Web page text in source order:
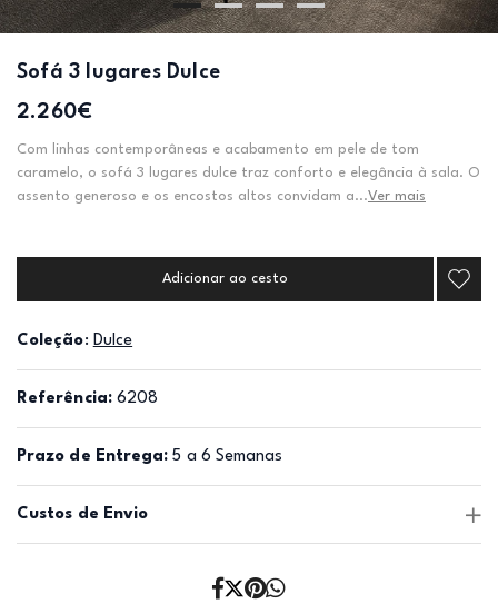
Sofá 3 lugares Dulce
2.260€
Com linhas contemporâneas e acabamento em pele de tom
caramelo, o sofá 3 lugares dulce traz conforto e elegância à sala. O
assento generoso e os encostos altos convidam a...Ver mais
Adicionar ao cesto
Coleção: Dulce
Referência: 6208
Prazo de Entrega: 5 a 6 Semanas
Custos de Envio